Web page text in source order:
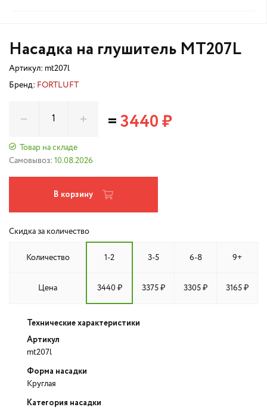
Насадка на глушитель MT207L
Артикул: mt207l
Бренд: FORTLUFT
Товар на складе
Самовывоз: 10.08.2026
=3440 ₽
В корзину
Скидка за количество
Количество 1-2 3-5 6-8 9+
Цена 3440 ₽ 3375 ₽ 3305 ₽ 3165 ₽
Технические характеристики
Артикул
mt207l
Форма насадки
Круглая
Категория насадки